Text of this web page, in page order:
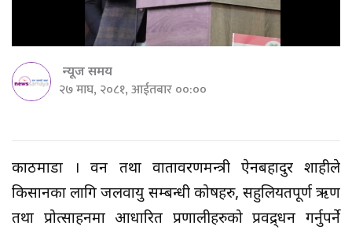
न्यूज समय
२७ माघ, २०८१, आईतबार ००:००
काठमाडौँ । वन तथा वातावरणमन्त्री ऐनबहादुर शाहीले
किसानका लागि जलवायु सम्बन्धी कोषहरु, सहुलियतपूर्ण ऋण
तथा प्रोत्साहनमा आधारित प्रणालीहरुको प्रवद्र्धन गर्नुपर्ने